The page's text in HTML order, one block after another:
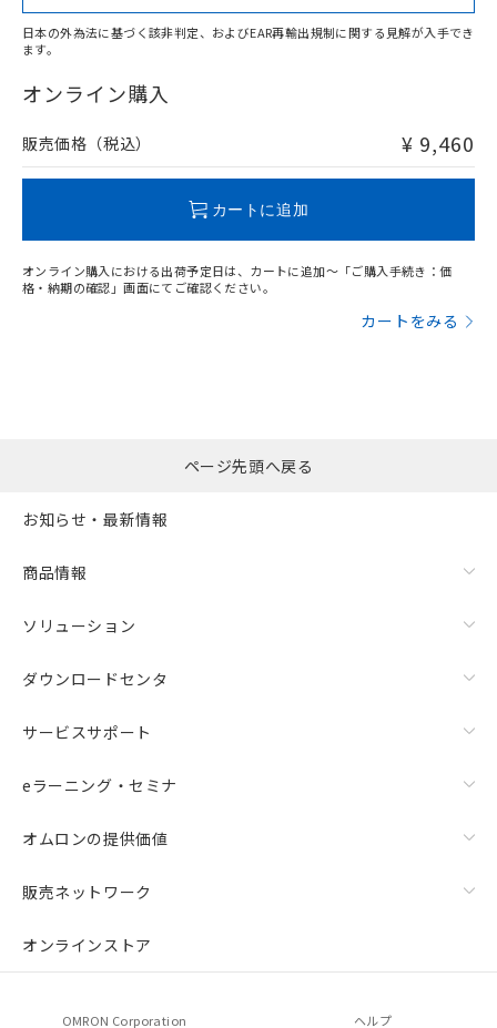
在庫等で未対応品が混在する可能性があります。
問い合わせください。
日本の外為法に基づく該非判定、およびEAR再輸出規制に関する見解が入手でき
ます。
オンライン購入
販売価格（税込） ¥ 9,460
カートに追加
オンライン購入における出荷予定日は、カートに追加～「ご購入手続き：価
格・納期の確認」画面にてご確認ください。
カートをみる
ページ先頭へ戻る
お知らせ・最新情報
商品情報
ソリューション
ダウンロードセンタ
サービスサポート
eラーニング・セミナ
オムロンの提供価値
販売ネットワーク
オンラインストア
OMRON Corporation ヘルプ